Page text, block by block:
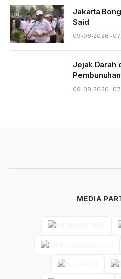
Jakarta
Said
09-08-2026 -
Jejak Darah
09-08-2026 -
MEDIA